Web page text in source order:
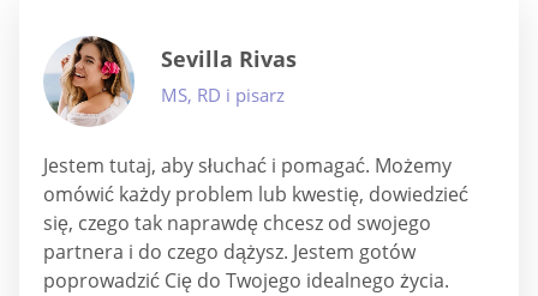
Sevilla Rivas
MS, RD i pisarz
Jestem tutaj, aby słuchać i pomagać. Możemy
omówić każdy problem lub kwestię, dowiedzieć
się, czego tak naprawdę chcesz od swojego
partnera i do czego dążysz. Jestem gotów
poprowadzić Cię do Twojego idealnego życia.